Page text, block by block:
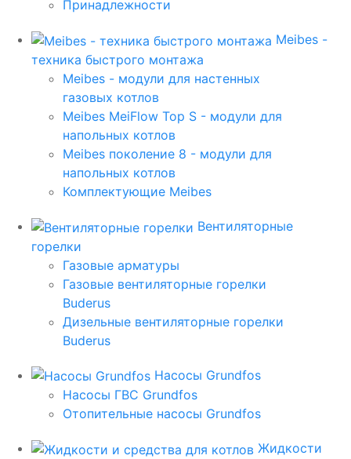
Принадлежности
Meibes -
техника быстрого монтажа
Meibes - модули для настенных
газовых котлов
Meibes MeiFlow Top S - модули для
напольных котлов
Meibes поколение 8 - модули для
напольных котлов
Комплектующие Meibes
Вентиляторные
горелки
Газовые арматуры
Газовые вентиляторные горелки
Buderus
Дизельные вентиляторные горелки
Buderus
Насосы Grundfos
Насосы ГВС Grundfos
Отопительные насосы Grundfos
Жидкости